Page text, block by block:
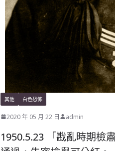
其他 白色恐怖
2020 年 05 月 22 日 admin
1950.5.23 「戡亂時期檢